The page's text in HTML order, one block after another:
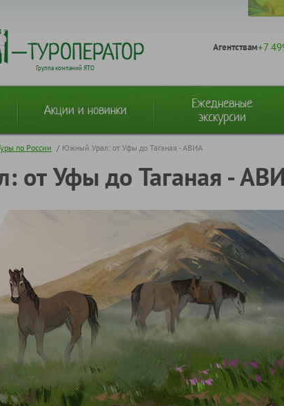
Группа компаний ЯТО
Агентствам+7
Акции и новинки
Ежедневные
экскурсии
по России / Южный Урал: от Уфы до Таганая - АВИА
от Уфы до Таганая -